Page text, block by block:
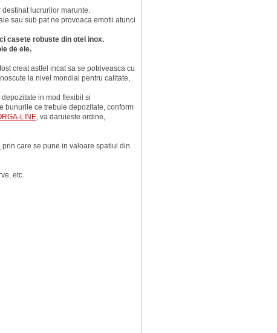
lucrurilor marunte.
sau sub pat ne provoaca emotii atunci
casete robuste din otel inox.
de ele.
creat astfel incat sa se potriveasca cu
la nivel mondial pentru calitate,
in mod flexibil si
bunurile ce trebuie depozitate, conform
LINE, va daruieste ordine,
prin care se pune in valoare spatiul din
etc.